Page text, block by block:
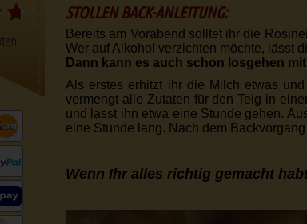
STOLLEN BACK-ANLEITUNG:
Bereits am Vorabend solltet ihr die
Wer auf Alkohol verzichten möchte, lässt
Dann kann es auch schon losgehen
Als erstes erhitzt ihr die Milch etwas
vermengt alle Zutaten für den Teig in
und lasst ihn etwa eine Stunde gehen.
eine Stunde lang. Nach dem
Wenn Ihr alles richtig gemacht